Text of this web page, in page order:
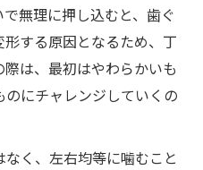
無理に押し込むと、歯ぐ
する原因となるため、丁
は、最初はやわらかいも
にチャレンジしていくの
く、左右均等に噛むこと